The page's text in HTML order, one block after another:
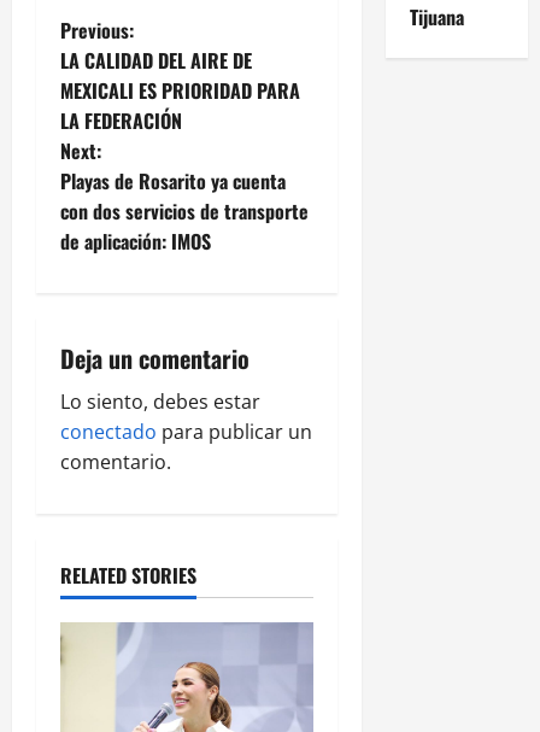
P
o
s
t
n
v
i
g
i
o
Previous:
LA CALIDAD DEL AIRE DE
MEXICALI ES PRIORIDAD PARA
LA FEDERACIÓN
Next:
Playas de Rosarito ya cuenta
con dos servicios de transporte
de aplicación: IMOS
Deja un comentario
Lo siento, debes estar
conectado para publicar un
comentario.
RELATED STORIES
Tijuana